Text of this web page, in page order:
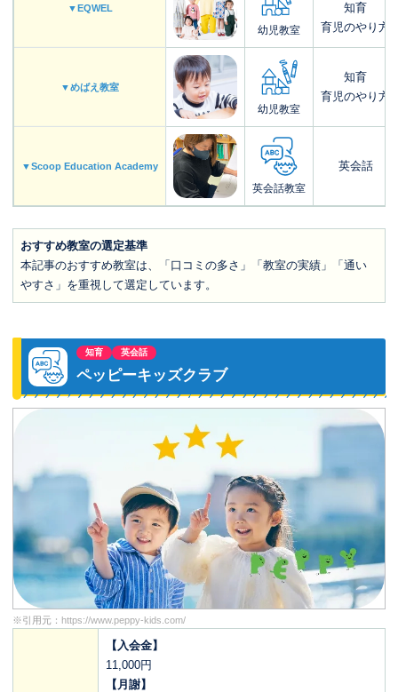
▼EQWEL
幼児教室
知育
育児のやり方
▼めばえ教室
幼児教室
知育
育児のやり方
▼Scoop Education Academy
英会話教室
英会話
おすすめ教室の選定基準
本記事のおすすめ教室は、「口コミの多さ」「教室の実績」「通い
やすさ」を重視して選定しています。
知育 英会話
ペッピーキッズクラブ
※引用元： https://www.peppy-kids.com/
【入会金】
11,000円
【月謝】